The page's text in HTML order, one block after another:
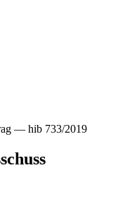
— hib 733/2019